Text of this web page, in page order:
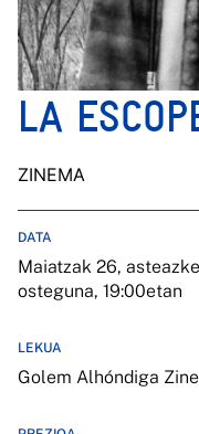
LA
ZINEMA
DATA
Maiatzak 26,
osteguna, 19:00etan
LEKUA
Golem Alhóndiga